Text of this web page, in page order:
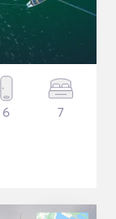
6 7